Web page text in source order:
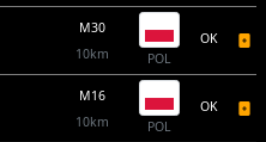
M30
10km
POL
OK
M16
10km
POL
OK